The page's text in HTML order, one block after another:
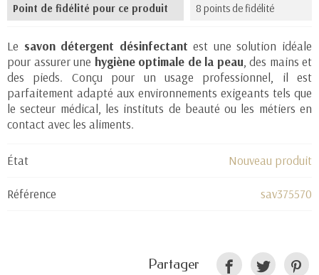
Point de fidélité pour ce produit 8 points de fidélité
Le savon détergent désinfectant est une solution idéale
pour assurer une hygiène optimale de la peau , des mains et
des pieds. Conçu pour un usage professionnel, il est
parfaitement adapté aux environnements exigeants tels que
le secteur médical, les instituts de beauté ou les métiers en
contact avec les aliments.
État Nouveau produit
Référence sav375570
Partager